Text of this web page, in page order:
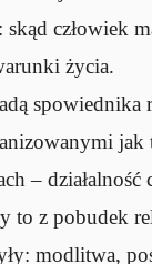
człowiek
życia.
spowiednika
jak
– działalność
to z pobudek
modlitwa,